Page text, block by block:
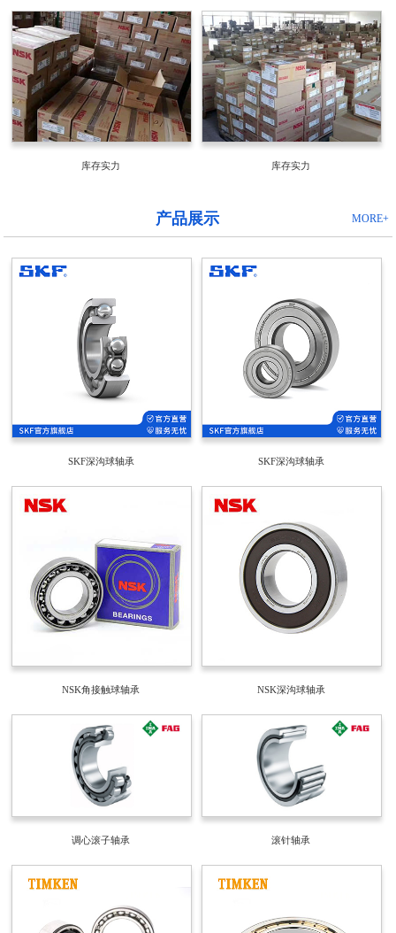
库存实力 库存实力
MORE+
产品展示
SKF深沟球轴承 SKF深沟球轴承
NSK角接触球轴承 NSK深沟球轴承
调心滚子轴承 滚针轴承